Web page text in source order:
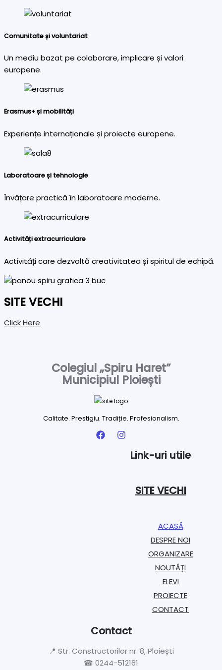
Comunitate și voluntariat
Un mediu bazat pe colaborare, implicare și valori
europene.
Erasmus+ și mobilități
Experiențe internaționale și proiecte europene.
Laboratoare și tehnologie
Învățare practică în laboratoare moderne.
Activități extracurriculare
Activități care dezvoltă creativitatea și spiritul de echipă.
SITE VECHI
Click Here
Colegiul „Spiru Haret”
Municipiul Ploiești
Calitate. Prestigiu. Tradiție. Profesionalism.
Link-uri utile
SITE VECHI
ACASĂ
DESPRE NOI
ORGANIZARE​
NOUTĂȚI
ELEVI
PROIECTE​
CONTACT
Contact
📍 Str. Constructorilor nr. 8, Ploiești
☎ 0244-512161